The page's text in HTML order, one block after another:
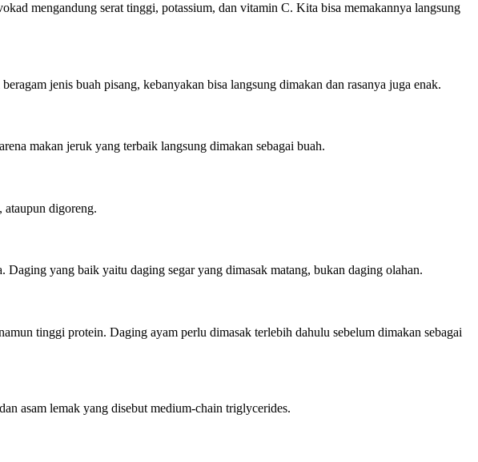
mengandung serat tinggi, potassium, dan vitamin C. Kita bisa memakannya langsung
jenis buah pisang, kebanyakan bisa langsung dimakan dan rasanya juga enak.
makan jeruk yang terbaik langsung dimakan sebagai buah.
ataupun digoreng.
yang baik yaitu daging segar yang dimasak matang, bukan daging olahan.
tinggi protein. Daging ayam perlu dimasak terlebih dahulu sebelum dimakan sebagai
asam lemak yang disebut medium-chain triglycerides.